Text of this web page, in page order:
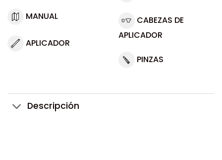
MANUAL
APLICADOR
CABEZAS DE
APLICADOR
PINZAS
Descripción